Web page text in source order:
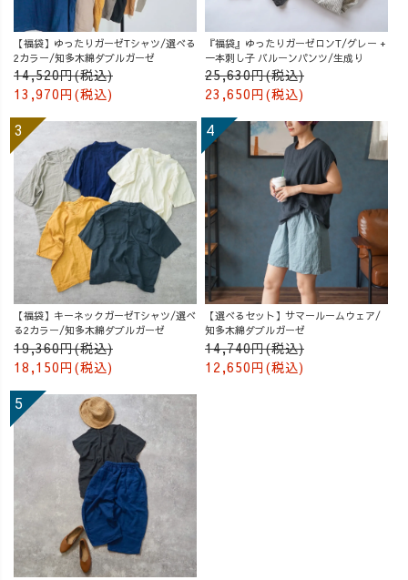
【福袋】ゆったりガーゼTシャツ/選べる
2カラー/知多木綿ダブルガーゼ
14,520円(税込)
13,970円(税込)
『福袋』ゆったりガーゼロンT/グレー +
一本刺し子 バルーンパンツ/生成り
25,630円(税込)
23,650円(税込)
【福袋】キーネックガーゼTシャツ/選べ
る2カラー/知多木綿ダブルガーゼ
19,360円(税込)
18,150円(税込)
【選べるセット】サマールームウェア/
知多木綿ダブルガーゼ
14,740円(税込)
12,650円(税込)